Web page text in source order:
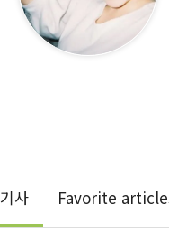
기사 Favorite